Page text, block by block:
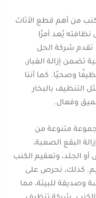
من أهم قطع الأثاث
يُعد أمرًا
تقدم شركة الحل
إزالة الغبار،
وصحيًا. كما أننا
التنظيف بالبخار
وفعال.
متنوعة من
البقع الصعبة،
الجلد، وتعقيم الكنب
كذلك، نحرص على
وصديقة للبيئة، مما